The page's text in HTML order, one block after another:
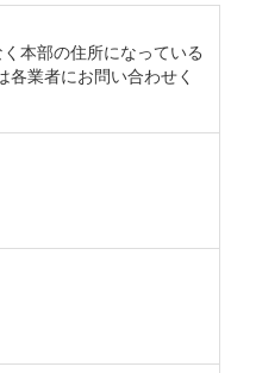
本部の住所になっている
各業者にお問い合わせく